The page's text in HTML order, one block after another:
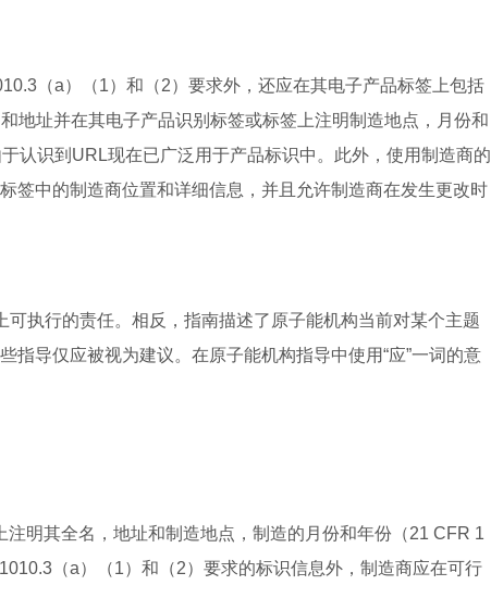
（a）（1）和（2）要求外，还应在其电子产品标签上包括
地址并在其电子产品识别标签或标签上注明制造地点，月份和
认识到URL现在已广泛用于产品标识中。此外，使用制造商的
签中的制造商位置和详细信息，并且允许制造商在发生更改时
执行的责任。相反，指南描述了原子能机构当前对某个主题
指导仅应被视为建议。在原子能机构指导中使用“应”一词的意
明其全名，地址和制造地点，制造的月份和年份（21 CFR 1
（a）（1）和（2）要求的标识信息外，制造商应在可行